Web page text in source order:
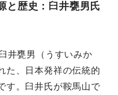
と歴史：臼井甕男氏
井甕男（うすいみか
た、日本発祥の伝統的
す。臼井氏が鞍馬山で